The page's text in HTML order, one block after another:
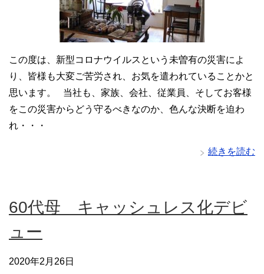
この度は、新型コロナウイルスという未曽有の災害によ
り、皆様も大変ご苦労され、お気を遣われていることかと
思います。 当社も、家族、会社、従業員、そしてお客様
をこの災害からどう守るべきなのか、色んな決断を迫わ
れ・・・
続きを読む
60代母 キャッシュレス化デビ
ュー
2020年2月26日